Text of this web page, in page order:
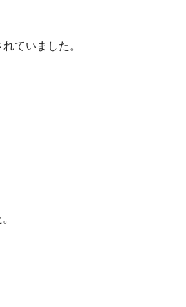
ていました。